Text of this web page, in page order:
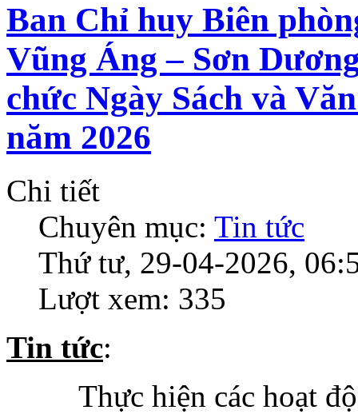
Ban Chỉ huy Biên
Vũng Áng – Sơn
chức Ngày Sách và
năm 2026
Chi tiết
Chuyên mục: Tin tức
Thứ tư, 29-04-2026,
Lượt xem: 335
Tin tức:
Thực hiện các hoạt